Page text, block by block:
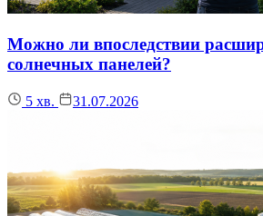
Можно ли впоследствии
солнечных панелей?
5 хв. 31.07.2026